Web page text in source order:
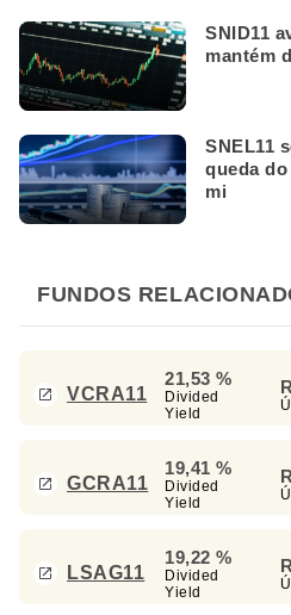
SNID11
mantém
SNEL11
queda
mi
FUNDOS
VCRA11
21,53 %
Divided
Yield
GCRA11
19,41 %
Divided
Yield
LSAG11
19,22 %
Divided
Yield